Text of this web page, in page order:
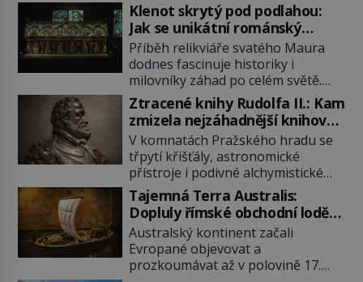
Klenot skrytý pod podlahou:
Jak se unikátní románský
poklad dostal do zapadlého
Bečova?
Příběh relikviáře svatého Maura
dodnes fascinuje historiky i
milovníky záhad po celém světě.
Tato románská zlatnická památka
ze 13. století je po českých
korunovačních klenotech druhým
nejcennějším movitým majetkem v
České republice. Přestože byl
klenot v roce 1985 po dramatickém
pátrání kriminalistů úspěšně
nalezen, jeho minulost stále
obestírá hustá mlha. Otázky, jak
přesně se tato […]
Ztracené knihy Rudolfa II.: Kam
zmizela nejzáhadnější knihovna
Evropy?
V komnatách Pražského hradu se
třpytí křišťály, astronomické
přístroje i podivné alchymistické
rukopisy. Císař Rudolf II.
shromažďuje vše, co souvisí s
tajemstvím přírody, hvězd i
lidského poznání. Jenže po jeho
smrti se jeho slavné sbírky začínají
rozpadat a část z nich mizí navždy.
Tajemná Terra Australis:
Dopluly římské obchodní lodě
až do Austrálie?
Australský kontinent začali
Evropané objevovat a
prozkoumávat až v polovině 17.